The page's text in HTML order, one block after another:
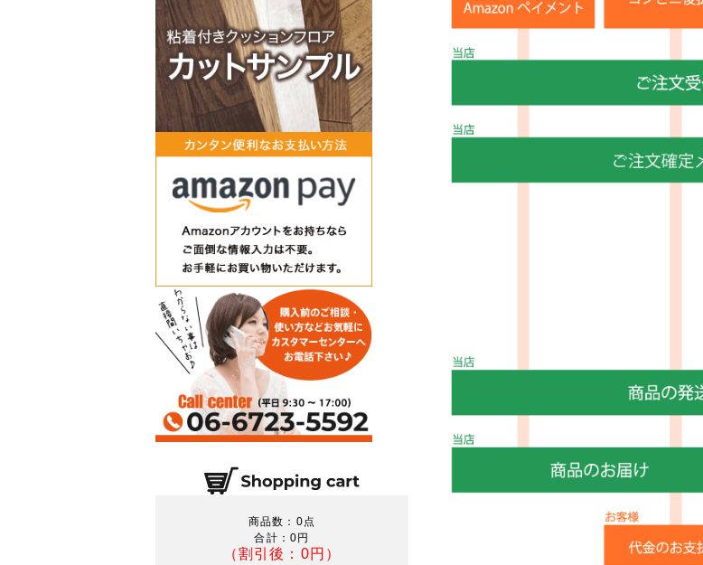
ウィルス・菌除去シート
商品数：0点
合計：0円
（割引後：0円）